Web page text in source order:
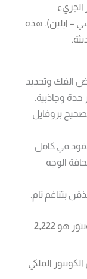
الجريء
فيلر (بيسي – ايلين). هذه
الفك وتحديد
حدة وجاذبية.
بروفايل
في كامل
الوجه
بتناغم تام.
هو2,222
الملكي